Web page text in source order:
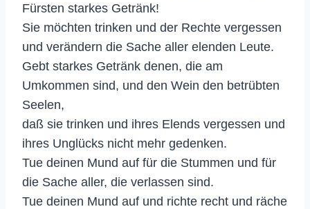
Fürsten starkes Getränk!
Sie möchten trinken und der Rechte vergessen
und verändern die Sache aller elenden Leute.
Gebt starkes Getränk denen, die am
Umkommen sind, und den Wein den betrübten
Seelen,
daß sie trinken und ihres Elends vergessen und
ihres Unglücks nicht mehr gedenken.
Tue deinen Mund auf für die Stummen und für
die Sache aller, die verlassen sind.
Tue deinen Mund auf und richte recht und räche